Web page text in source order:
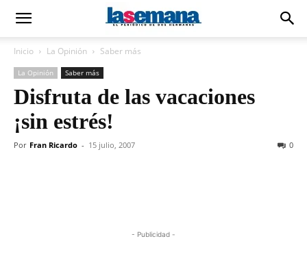
Inicio La Opinión Saber más
La Opinión Saber más
Disfruta de las vacaciones
¡sin estrés!
Por Fran Ricardo - 15 julio, 2007 0
- Publicidad -